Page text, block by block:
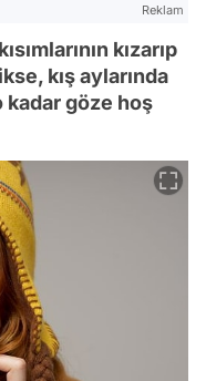
Reklam
kızarıp
kış aylarında
kadar göze hoş